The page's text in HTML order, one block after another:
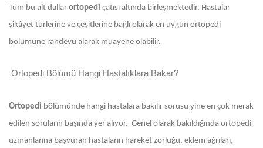
Tüm bu alt dallar ortopedi çatısı altında birleşmektedir. Hastalar
şikâyet türlerine ve çeşitlerine bağlı olarak en uygun ortopedi
bölümüne randevu alarak muayene olabilir.
Ortopedi Bölümü Hangi Hastalıklara Bakar?
Ortopedi bölümünde hangi hastalara bakılır sorusu yine en çok merak
edilen soruların başında yer alıyor. Genel olarak bakıldığında ortopedi
uzmanlarına başvuran hastaların hareket zorluğu, eklem ağrıları,